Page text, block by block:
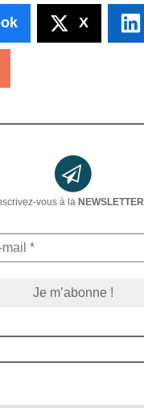
X
vous à la NEWSLETTER